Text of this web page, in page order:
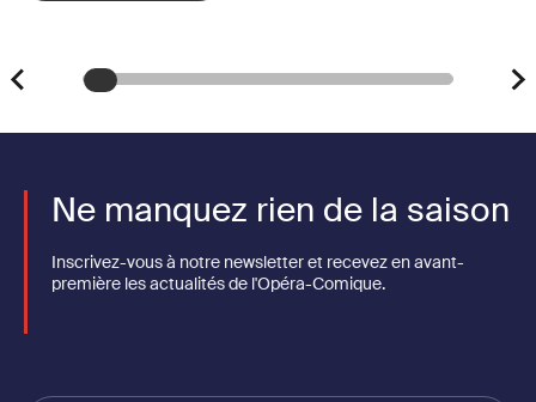
Ne manquez rien de la saison
Inscrivez-vous à notre newsletter et recevez en avant-
première les actualités de l'Opéra-Comique.